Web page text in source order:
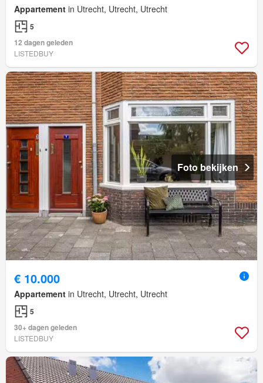
Appartement in Utrecht, Utrecht, Utrecht
5
12 dagen geleden
LISTEDBUY
Foto bekijken
€ 10.000
Appartement in Utrecht, Utrecht, Utrecht
5
30+ dagen geleden
LISTEDBUY